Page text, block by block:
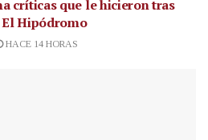
críticas que le hicieron tras
Hipódromo
HACE 14 HORAS